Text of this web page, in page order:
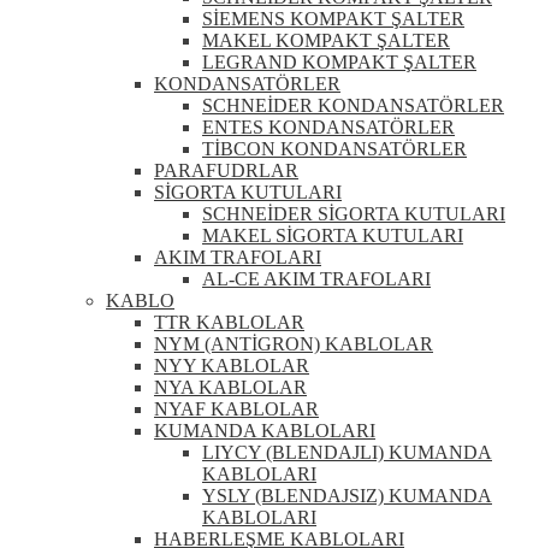
SİEMENS KOMPAKT ŞALTER
MAKEL KOMPAKT ŞALTER
LEGRAND KOMPAKT ŞALTER
KONDANSATÖRLER
SCHNEİDER KONDANSATÖRLER
ENTES KONDANSATÖRLER
TİBCON KONDANSATÖRLER
PARAFUDRLAR
SİGORTA KUTULARI
SCHNEİDER SİGORTA KUTULARI
MAKEL SİGORTA KUTULARI
AKIM TRAFOLARI
AL-CE AKIM TRAFOLARI
KABLO
TTR KABLOLAR
NYM (ANTİGRON) KABLOLAR
NYY KABLOLAR
NYA KABLOLAR
NYAF KABLOLAR
KUMANDA KABLOLARI
LIYCY (BLENDAJLI) KUMANDA
KABLOLARI
YSLY (BLENDAJSIZ) KUMANDA
KABLOLARI
HABERLEŞME KABLOLARI